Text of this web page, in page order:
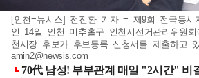
[인천=뉴시스] 전진환 기자 = 제9회 전국동
인 14일 인천 미추홀구 인천시선거관리위원
천시장 후보가 후보등록 신청서를 제출하고
amin2@newsis.com